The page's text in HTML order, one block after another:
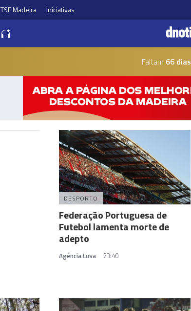
TSF Madeira Iniciativas
Faltam 66 dias
DESPORTO
Federação Portuguesa de
Futebol lamenta morte de
adepto
Agência Lusa 23:40